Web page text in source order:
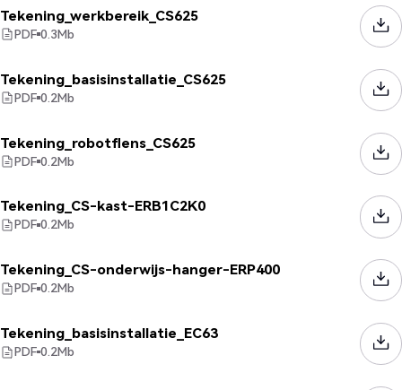
Tekening_werkbereik_CS625
PDF 0.3Mb
Tekening_basisinstallatie_CS625
PDF 0.2Mb
Tekening_robotflens_CS625
PDF 0.2Mb
Tekening_CS-kast-ERB1C2K0
PDF 0.2Mb
Tekening_CS-onderwijs-hanger-ERP400
PDF 0.2Mb
Tekening_basisinstallatie_EC63
PDF 0.2Mb